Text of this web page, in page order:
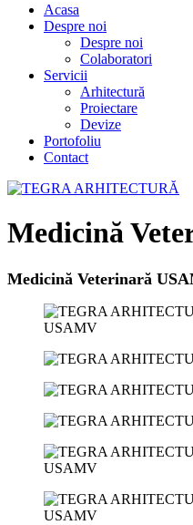
Acasa
Despre noi
Despre noi
Colaboratori
Servicii
Arhitectură
Proiectare
Devize
Portofoliu
Contact
Medicină
Medicină Veterinară